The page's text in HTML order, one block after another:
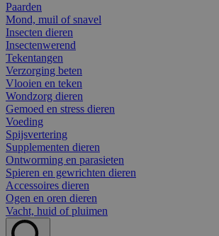
Paarden
Mond, muil of snavel
Insecten dieren
Insectenwerend
Tekentangen
Verzorging beten
Vlooien en teken
Wondzorg dieren
Gemoed en stress dieren
Voeding
Spijsvertering
Supplementen dieren
Ontworming en parasieten
Spieren en gewrichten dieren
Accessoires dieren
Ogen en oren dieren
Vacht, huid of pluimen